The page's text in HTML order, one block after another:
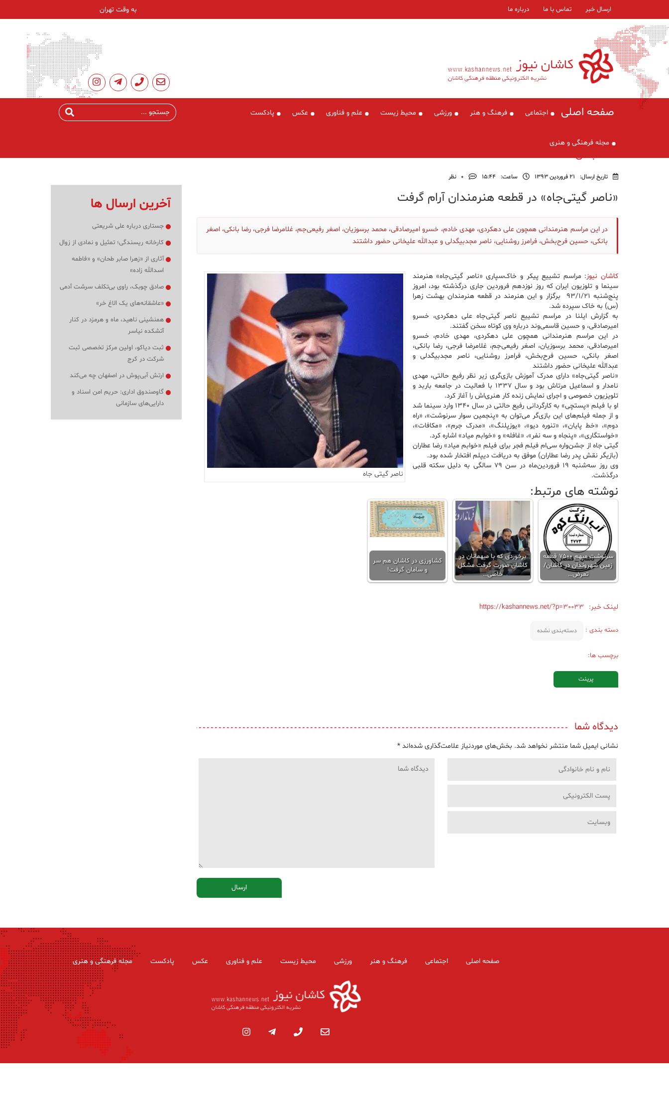
ارسال خبر تماس با ما درباره ما به وقت تهران
صفحه اصلی اجتماعی فرهنگ و هنر ورزشی محیط زیست علم و فناوری عکس پادکست
مجله فرهنگی و هنری
دسته‌بندی نشده
تاریخ ارسال: 21 فروردین 1393 ساعت: ۱۵:۴۴ 0 نظر
«ناصر گیتی‌جاه» در قطعه هنرمندان آرام گرفت
در این مراسم هنرمندانی همچون علی دهکردی، مهدی خادم، خسرو امیرصادقی، محمد برسوزیان، اصغر رفیعی‌جم، غلامرضا فرجی، رضا بانکی، اصغر
بانکی، حسین فرح‌بخش، فرامرز روشنایی، ناصر مجدبیگدلی و عبدالله علیخانی حضور داشتند
ناصر گیتی جاه
کاشان نیوز: مراسم تشییع پیکر و خاک‌سپاری «ناصر گیتی‌جاه» هنرمند
سینما و تلوزیون ایران که روز نوزدهم فروردین ‌جاری درگذشته بود، امروز
پنج‌‌شنبه 93/1/21 برگزار و این هنرمند در قطعه هنرمندان بهشت زهرا
(س) به خاک سپرده شد.
به گزارش ایلنا در مراسم تشییع ناصر گیتی‌جاه علی دهکردی، خسرو
امیرصادقی، و حسین قاسمی‌وند درباره وی کوتاه سخن گفتند.
در این مراسم هنرمندانی همچون علی دهکردی، مهدی خادم، خسرو
امیرصادقی، محمد برسوزیان، اصغر رفیعی‌جم، غلامرضا فرجی، رضا بانکی،
اصغر بانکی، حسین فرح‌بخش، فرامرز روشنایی، ناصر مجدبیگدلی و
عبدالله علیخانی حضور داشتند
«ناصر گیتی‌جاه» دارای مدرک آموزش بازی‌گری زیر نظر رفیع حالتی، مهدی
نامدار و اسماعیل مرتاش بود و سال ۱۳۳۷ با فعالیت در جامعه باربد و
تلویزیون خصوصی و اجرای نمایش زنده کار هنری‌اش را آغاز کرد.
او با فیلم «پستچی» به کارگردانی رفیع حالتی در سال ۱۳۴۰ وارد سینما شد
و از جمله فیلم‌های این بازی‌گر می‌توان به «پنجمین سوار سرنوشت»، «راه
دوم»، «خط پایان»، «تنوره دیو»، «یوزپلنگ»، «مدرک جرم»، «مکافات»،
«خواستگاری»، «پنجاه و سه نفر»، «غافله» و «خوابم میاد» اشاره کرد.
گیتی جاه از جشن‌واره سی‌ام فیلم فجر برای فیلم «خوابم میاد» رضا عطاران
(بازیگر نقش پدر رضا عطاران) موفق به دریافت دیپلم افتخار شده بود.
وی روز سه‌شنبه ۱۹ فروردین‌ماه در سن ۷۹ سالگی به دلیل سکته قلبی
درگذشت.
نوشته های مرتبط:
سرنوشت مبهم ۷۵۰۰ قطعه
زمین شهروندان در کاشان/
تعرض…
برخوردی که با میهمانان در
کاشان صورت گرفت مشکل
خاصی…
کشاورزی در کاشان هم سر
و سامان گرفت!
لینک خبر: https://kashannews.net/?p=30033
دسته بندی : دسته‌بندی نشده
برچسب ها:
پرینت
دیدگاه شما
نشانی ایمیل شما منتشر نخواهد شد. بخش‌های موردنیاز علامت‌گذاری شده‌اند *
آخرین ارسال ها
جستاری درباره علی شریعتی
کارخانه ریسندگی؛ تمثیل و نمادی از زوال
آثاری از «زهرا صابر طحان» و «فاطمه
اسدالله زاده»
صادق چوبک، راوی بی‌تکلف سرشت آدمی
«عاشقانه‌های یک الاغ خر»
همنشینی ناهید، ماه و هرمزد در کنار
آتشکده نیاسر
ثبت دیاکو، اولین مرکز تخصصی ثبت
شرکت در کرج
ارتش آبی‌پوش در اصفهان چه می‌کند
گاوصندوق اداری: حریم امن اسناد و
دارایی‌های سازمانی
صفحه اصلی اجتماعی فرهنگ و هنر ورزشی محیط زیست علم و فناوری عکس پادکست مجله فرهنگی و هنری